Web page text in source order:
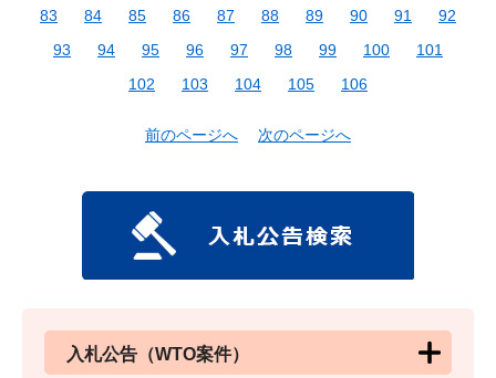
83
84 85 86 87 88 89 90 91
92
93
94 95 96 97 98 99 100
101
102
103 104 105 106
前のページへ 次のページへ
入札公告（WTO案件）